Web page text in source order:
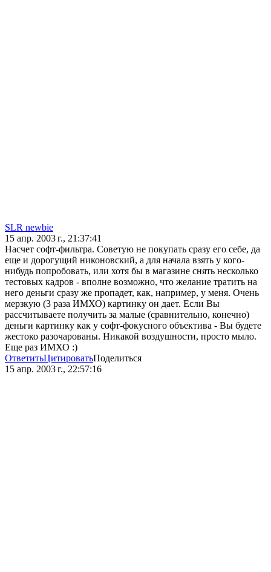
SLR newbie
15 апр. 2003 г., 21:37:41
Насчет софт-фильтра. Советую не покупать сразу его себе, да
еще и дорогущий никоновский, а для начала взять у кого-
нибудь попробовать, или хотя бы в магазине снять несколько
тестовых кадров - вполне возможно, что желание тратить на
него деньги сразу же пропадет, как, например, у меня. Очень
мерзкую (3 раза ИМХО) картинку он дает. Если Вы
рассчитываете получить за малые (сравнительно, конечно)
деньги картинку как у софт-фокусного объектива - Вы будете
жестоко разочарованы. Никакой воздушности, просто мыло.
Еще раз ИМХО :)
ОтветитьЦитироватьПоделиться
15 апр. 2003 г., 22:57:16